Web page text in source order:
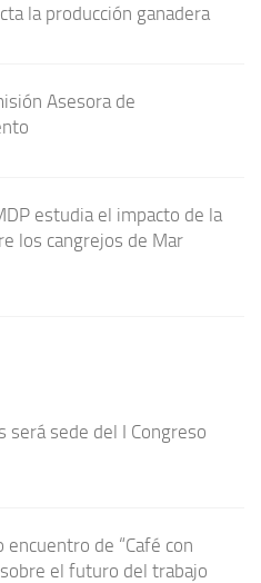
la producción ganadera
Asesora de
estudia el impacto de la
los cangrejos de Mar
será sede del I Congreso
encuentro de “Café con
el futuro del trabajo